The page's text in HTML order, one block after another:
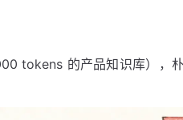
tokens 的产品知识库），